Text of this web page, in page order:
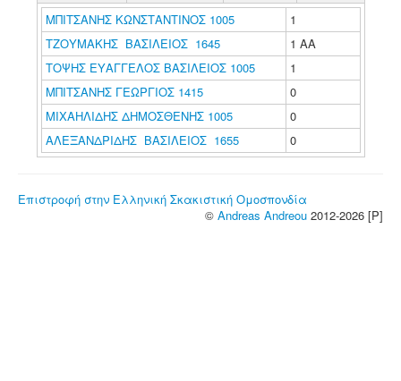
ΜΠΙΤΣΑΝΗΣ ΚΩΝΣΤΑΝΤΙΝΟΣ 1005
1
ΤΖΟΥΜΑΚΗΣ ΒΑΣΙΛΕΙΟΣ 1645
1 ΑΑ
ΤΟΨΗΣ ΕΥΑΓΓΕΛΟΣ ΒΑΣΙΛΕΙΟΣ 1005
1
ΜΠΙΤΣΑΝΗΣ ΓΕΩΡΓΙΟΣ 1415
0
ΜΙΧΑΗΛΙΔΗΣ ΔΗΜΟΣΘΕΝΗΣ 1005
0
ΑΛΕΞΑΝΔΡΙΔΗΣ ΒΑΣΙΛΕΙΟΣ 1655
0
Επιστροφή στην Ελληνική Σκακιστική Ομοσπονδία
© Andreas Andreou 2012-2026 [P]